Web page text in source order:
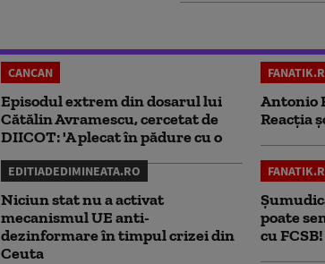
CANCAN
Episodul extrem din dosarul lui
Cătălin Avramescu, cercetat de
DIICOT: 'A plecat în pădure cu o
Antonio
Reacția
EDITIADEDIMINEATA.RO
Niciun stat nu a activat
mecanismul UE anti-
dezinformare în timpul crizei din
Ceuta
poate
cu